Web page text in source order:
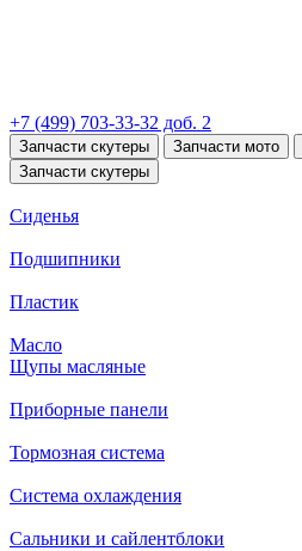
+7 (499) 703-33-32 доб. 2
Запчасти скутеры Запчасти мото
Запчасти скутеры
Сиденья
Подшипники
Пластик
Масло
Щупы масляные
Приборные панели
Тормозная система
Система охлаждения
Сальники и сайлентблоки